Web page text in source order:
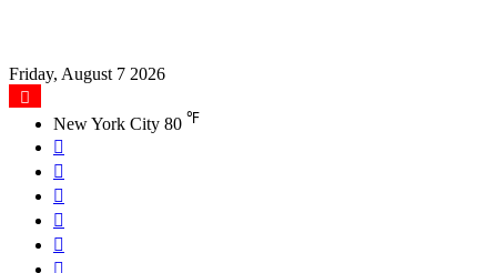
Friday, August 7 2026
New York City 80 ℉